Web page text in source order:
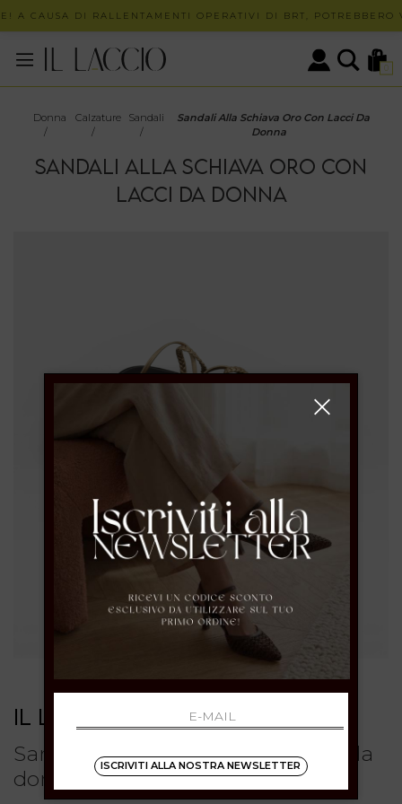
A CAUSA DI RALLENTAMENTI OPERATIVI DI BRT, POTREBBERO
0
Donna
/
Calzature
/
Sandali
/
Sandali Alla Schiava Oro Con Lacci Da
Donna
SANDALI ALLA SCHIAVA ORO CON
LACCI DA DONNA
IL LACCIO
Sandali alla schiava oro con lacci da
donna
ISCRIVITI ALLA NOSTRA NEWSLETTER